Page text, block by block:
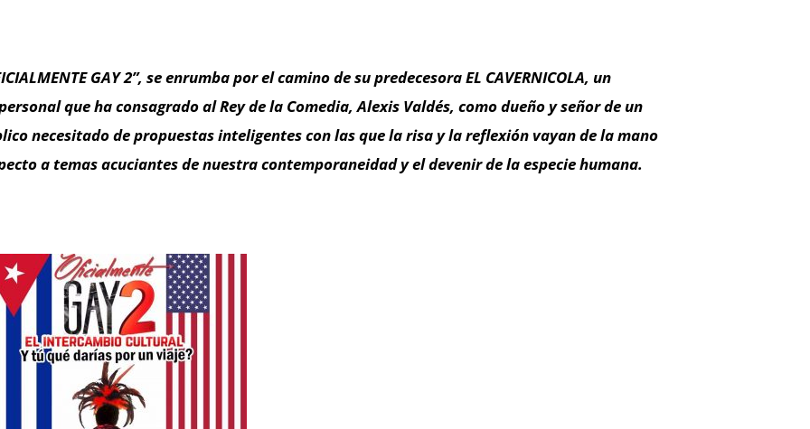
GAY 2”, se enrumba por el camino de su predecesora EL CAVERNICOLA, un
que ha consagrado al Rey de la Comedia, Alexis Valdés, como dueño y señor de un
necesitado de propuestas inteligentes con las que la risa y la reflexión vayan de la mano
a temas acuciantes de nuestra contemporaneidad y el devenir de la especie humana.